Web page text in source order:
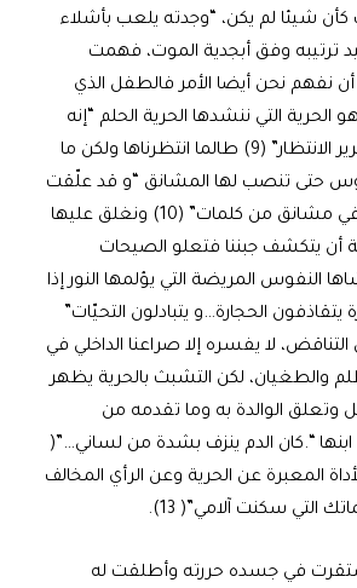
شيئا لم يكن، “وجدته يلعب بأشلاء
ترتيبه وفق أبجدية الموت، فهمت
لا بد لنا أن نفهم نحن أيضا الأمر فالطفل الذي
التي ننشدها الحرية الحلم “إنه
الحلم الممد على سرير الانتظار” (9) طالما انتظرناها ولكن ما
حتى تنصب لها المشانق “و قد علّقت
عليها كلّ ضحاياك في مشانق من كلمات” (10) ونغلق عليها
أن يتكشف جبننا فتعلو الصيحات
النفوس المريضة التي يؤلمها النور إذا
الحجارة…و يتبادلون التحيّات”
التناقض، لا يفسره إلا صراعنا الداخلي في
والطغيان، لكن التشبث بالحرية يظهر
وتعلق الوالدة به وما تقدمه من
“.كان الدم ينزف بشدة من لساني…”(
المعبرة عن الحرية وعن الرأي المخالف
التي سكنت آلامي”( 13).
في جسده حررته وأطلقت له